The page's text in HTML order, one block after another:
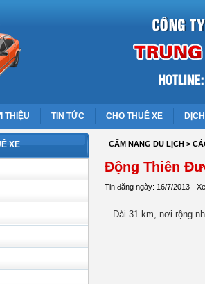
THIỆU TIN TỨC CHO THUÊ XE
XE CẨM NANG DU LỊCH >
Động Thiên
Tin đăng ngày: 16/7/2013 -
Dài 31 km, nơi rộng